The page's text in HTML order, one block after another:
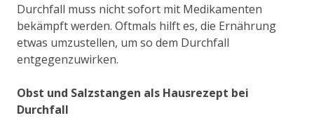
Durchfall muss nicht sofort mit Medikamenten
bekämpft werden. Oftmals hilft es, die Ernährung
etwas umzustellen, um so dem Durchfall
entgegenzuwirken.
Obst und Salzstangen als Hausrezept bei
Durchfall